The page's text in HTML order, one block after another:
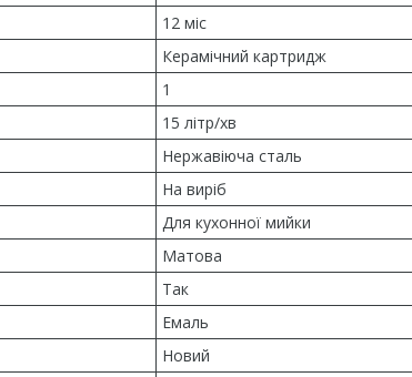
12 міс
Керамічний картридж
1
15 літр/хв
Нержавіюча сталь
На виріб
Для кухонної мийки
Матова
Так
Емаль
Новий